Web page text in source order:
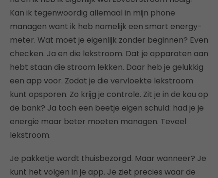
Kan ik tegenwoordig allemaal in mijn phone
managen want ik heb namelijk een smart energy-
meter. Wat moet je eigenlijk zonder beginnen? Even
checken. Ja en die lekstroom. Dat je apparaten aan
hebt staan die stroom lekken. Daar heb je gelukkig
een app voor. Zodat je die vervloekte lekstroom
kunt opsporen. Zo krijg je controle. Zit je in de kou op
de bank? Ja toch een beetje eigen schuld: had je je
energie maar beter moeten managen. Teveel
lekstroom.
Je pakketje wordt thuisbezorgd. Maar wanneer? Je
kunt het volgen in je app. Je ziet precies waar de